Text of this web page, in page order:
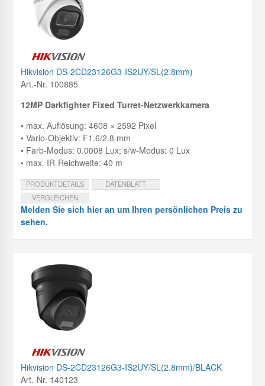
Hikvision DS-2CD23126G3-IS2UY/SL(2.8mm)
Art.-Nr. 100885
12MP Darkfighter Fixed Turret-Netzwerkkamera
• max. Auflösung: 4608 × 2592 Pixel
• Vario-Objektiv: F1.6/2.8 mm
• Farb-Modus: 0.0008 Lux; s/w-Modus: 0 Lux
• max. IR-Reichweite: 40 m
PRODUKTDETAILS
DATENBLATT
VERGLEICHEN
Melden Sie sich hier an um Ihren persönlichen Preis zu
sehen.
Hikvision DS-2CD23126G3-IS2UY/SL(2.8mm)/BLACK
Art.-Nr. 140123